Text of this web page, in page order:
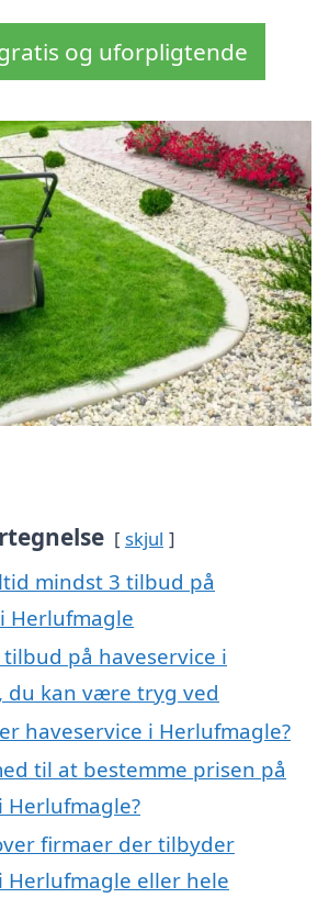
og uforpligtende
skjul
mindst 3 tilbud på
Herlufmagle
tilbud på haveservice i
du kan være tryg ved
haveservice i Herlufmagle?
til at bestemme prisen på
Herlufmagle?
firmaer der tilbyder
Herlufmagle eller hele